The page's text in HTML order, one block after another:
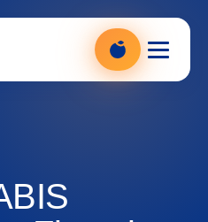
Beratung, zur Startseite